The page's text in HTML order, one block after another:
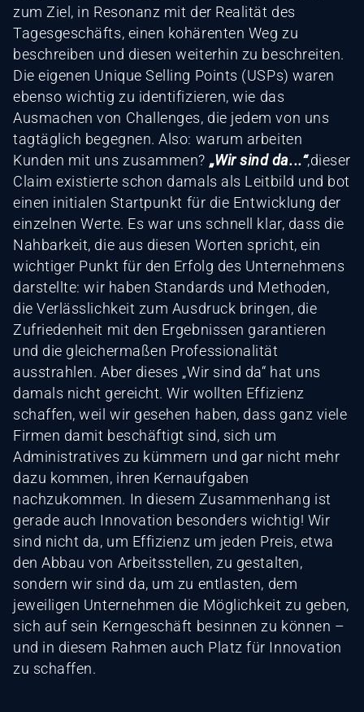
zum Ziel, in Resonanz mit der Realität des
Tagesgeschäfts, einen kohärenten Weg zu
beschreiben und diesen weiterhin zu beschreiten.
Die eigenen Unique Selling Points (USPs) waren
ebenso wichtig zu identifizieren, wie das
Ausmachen von Challenges, die jedem von uns
tagtäglich begegnen. Also: warum arbeiten
Kunden mit uns zusammen? „Wir sind da...“,dieser
Claim existierte schon damals als Leitbild und bot
einen initialen Startpunkt für die Entwicklung der
einzelnen Werte. Es war uns schnell klar, dass die
Nahbarkeit, die aus diesen Worten spricht, ein
wichtiger Punkt für den Erfolg des Unternehmens
darstellte: wir haben Standards und Methoden,
die Verlässlichkeit zum Ausdruck bringen, die
Zufriedenheit mit den Ergebnissen garantieren
und die gleichermaßen Professionalität
ausstrahlen. Aber dieses „Wir sind da“ hat uns
damals nicht gereicht. Wir wollten Effizienz
schaffen, weil wir gesehen haben, dass ganz viele
Firmen damit beschäftigt sind, sich um
Administratives zu kümmern und gar nicht mehr
dazu kommen, ihren Kernaufgaben
nachzukommen. In diesem Zusammenhang ist
gerade auch Innovation besonders wichtig! Wir
sind nicht da, um Effizienz um jeden Preis, etwa
den Abbau von Arbeitsstellen, zu gestalten,
sondern wir sind da, um zu entlasten, dem
jeweiligen Unternehmen die Möglichkeit zu geben,
sich auf sein Kerngeschäft besinnen zu können –
und in diesem Rahmen auch Platz für Innovation
zu schaffen.